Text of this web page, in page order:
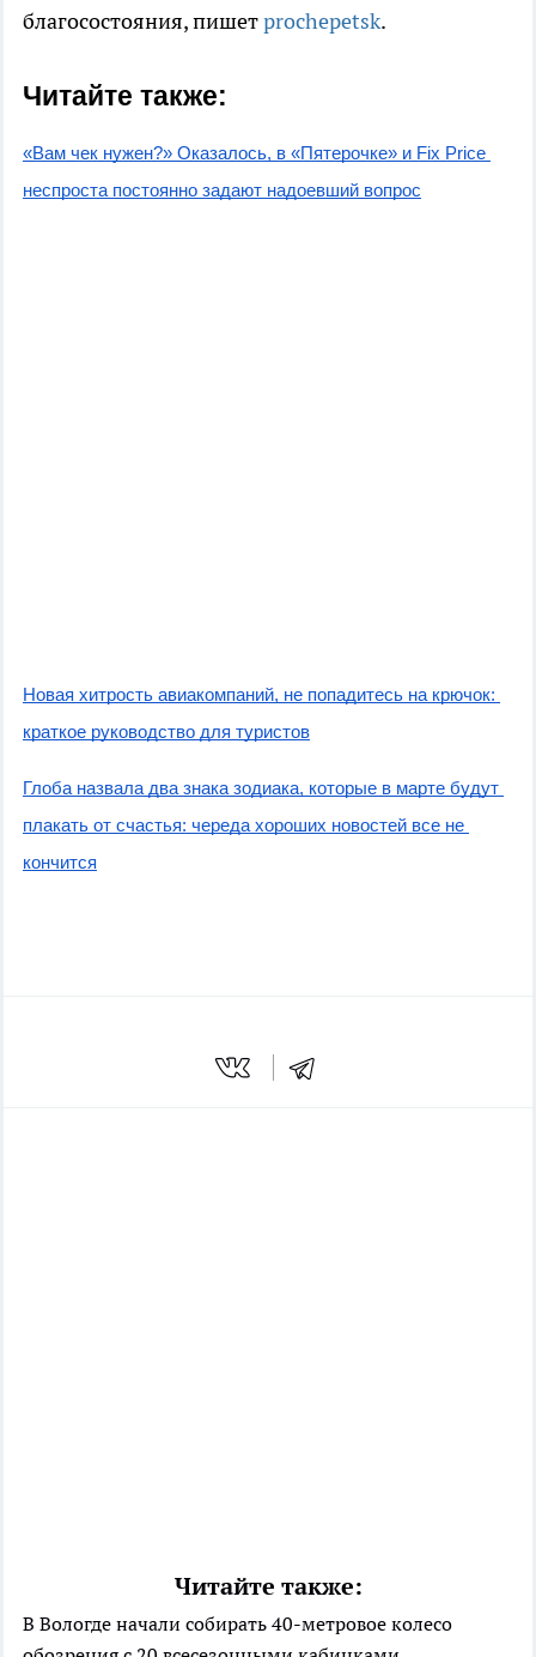
благосостояния, пишетprochepetsk.
Читайте также:
«Вам чек нужен?» Оказалось, в «Пятерочке» и Fix Price
неспроста постоянно задают надоевший вопрос
Новая хитрость авиакомпаний, не попадитесь на крючок:
краткое руководство для туристов
Глоба назвала два знака зодиака, которые в марте будут
плакать от счастья: череда хороших новостей все не
кончится
Читайте также:
В Вологде начали собирать 40-метровое колесо